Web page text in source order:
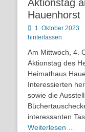
Aktionstag
Hauenhorst
Posted
on
1. Oktober 2023
hinterlassen
Am Mittwoch, 4.
Aktionstag des
Heimathaus
Interessierten
sowie die
interessanten
Weiterlesen …